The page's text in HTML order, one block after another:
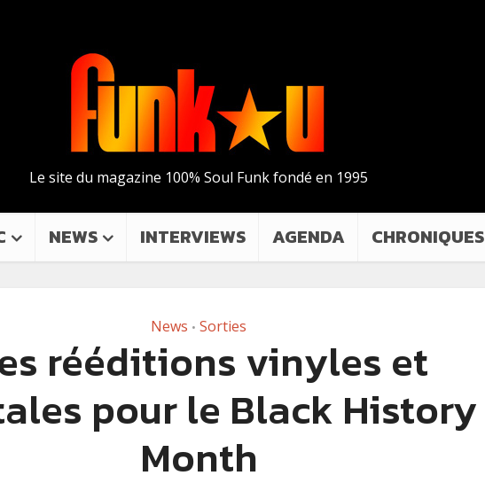
Le site du magazine 100% Soul Funk fondé en 1995
NEWS INTERVIEWS AGENDA CHRONIQUES
News • Sorties
rééditions vinyles et
pour le Black History
Month